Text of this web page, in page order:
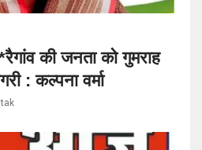
की जनता को गुमराह
: कल्पना वर्मा